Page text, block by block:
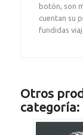
botón, son
cuentan su
fundidas
Otros
categoría: